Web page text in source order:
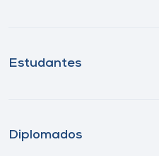
Estudantes
Diplomados